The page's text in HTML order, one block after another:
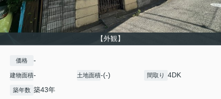
【外観】
価格 -
建物面積- 土地面積-(-) 間取り 4DK
築年数 築43年